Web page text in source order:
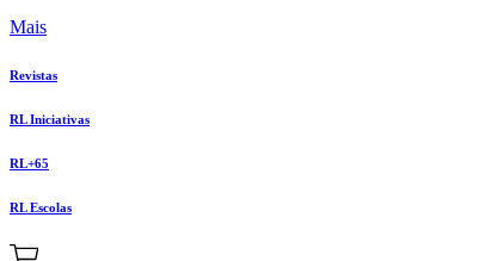
Mais
Revistas
RL Iniciativas
RL+65
RL Escolas